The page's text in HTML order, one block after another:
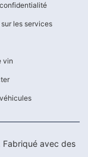
les services
vin
avec des